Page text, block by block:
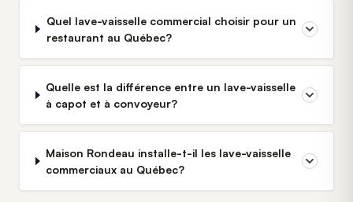
Quel lave-vaisselle commercial choisir pour un
restaurant au Québec?
Quelle est la différence entre un lave-vaisselle
à capot et à convoyeur?
Maison Rondeau installe-t-il les lave-vaisselle
commerciaux au Québec?